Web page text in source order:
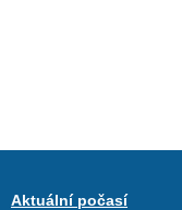
Aktuální počasí